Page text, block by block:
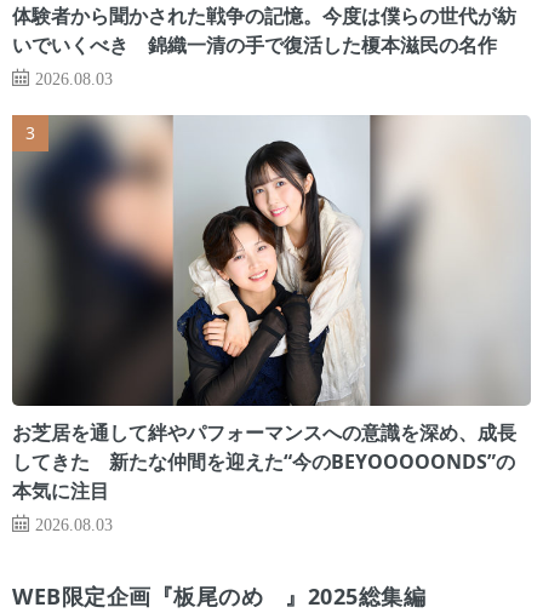
体験者から聞かされた戦争の記憶。今度は僕らの世代が紡
いでいくべき 錦織一清の手で復活した榎本滋民の名作
2026.08.03
お芝居を通して絆やパフォーマンスへの意識を深め、成長
してきた 新たな仲間を迎えた“今のBEYOOOOONDS”の
本気に注目
2026.08.03
WEB限定企画『板尾のめ゙』2025総集編